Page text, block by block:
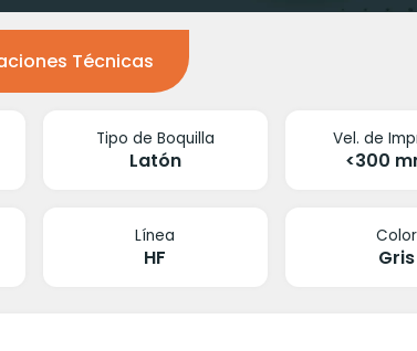
Técnicas
Tipo de Boquilla
Latón
Vel. de
<300
Línea
HF
Color
Gris